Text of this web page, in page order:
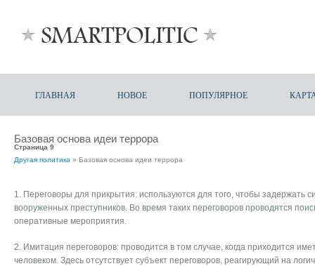
ГЛАВНАЯ НОВОЕ ПОПУЛЯРНОЕ
Базовая основа идеи террора
Страница 9
Другая политика » Базовая основа идеи террора
1. Переговоры для прикрытия: используются для того, чтобы задержать
вооруженных преступников. Во время таких переговоров проводятся
оперативные мероприятия.
2. Имитация переговоров: проводится в том случае, когда приходится
человеком. Здесь отсутствует субъект переговоров, реагирующий на